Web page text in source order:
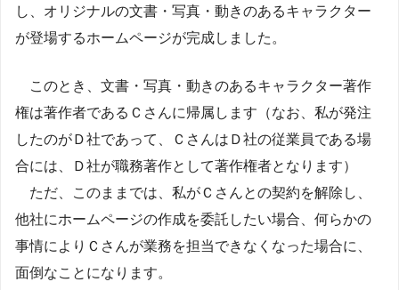
し、オリジナルの文書・写真・動きのあるキャラクター
が登場するホームページが完成しました。
このとき、文書・写真・動きのあるキャラクター著作
権は著作者であるＣさんに帰属します（なお、私が発注
したのがＤ社であって、ＣさんはＤ社の従業員である場
合には、Ｄ社が職務著作として著作権者となります）
ただ、このままでは、私がＣさんとの契約を解除し、
他社にホームページの作成を委託したい場合、何らかの
事情によりＣさんが業務を担当できなくなった場合に、
面倒なことになります。